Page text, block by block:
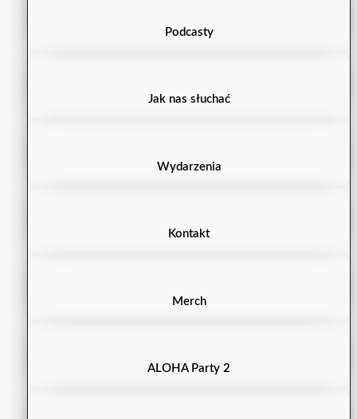
Podcasty
Jak nas słuchać
Wydarzenia
Kontakt
Merch
ALOHA Party 2